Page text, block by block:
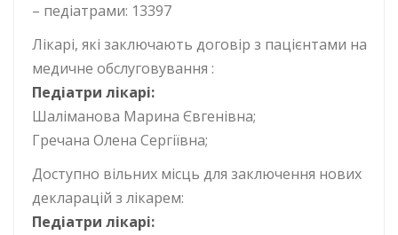
– педіатрами: 13397
Лікарі, які заключають договір з пацієнтами на
медичне обслуговування :
Педіатри лікарі:
Шаліманова Марина Євгенівна;
Гречана Олена Сергіївна;
Доступно вільних місць для заключення нових
декларацій з лікарем:
Педіатри лікарі: